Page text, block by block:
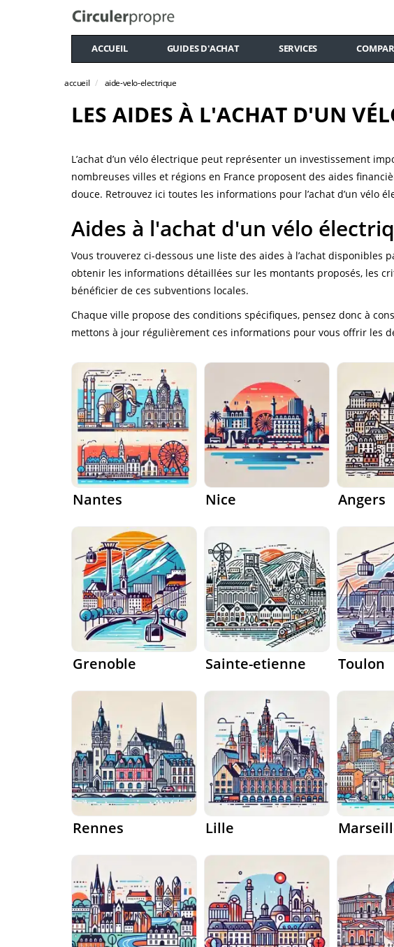
ACCUEIL GUIDES D'ACHAT SERVICES
accueil aide-velo-electrique
LES AIDES À L'ACHAT D'UN
L’achat d’un vélo électrique peut représenter un investissement
nombreuses villes et régions en France proposent des aides
douce. Retrouvez ici toutes les informations pour l’achat d’un vélo
Aides à l'achat d'un vélo
Vous trouverez ci-dessous une liste des aides à l’achat disponibles
obtenir les informations détaillées sur les montants proposés, les
bénéficier de ces subventions locales.
Chaque ville propose des conditions spécifiques, pensez donc à
mettons à jour régulièrement ces informations pour vous offrir les
Nantes Nice Angers
Grenoble Sainte-etienne Toulon
Rennes Lille